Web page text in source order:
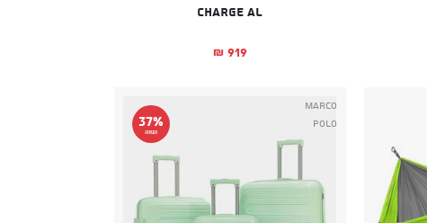
Charge AL
₪ 919
37%
הנחה
Marco
Polo